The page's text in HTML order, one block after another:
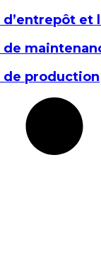
d’entrepôt et
de
de production